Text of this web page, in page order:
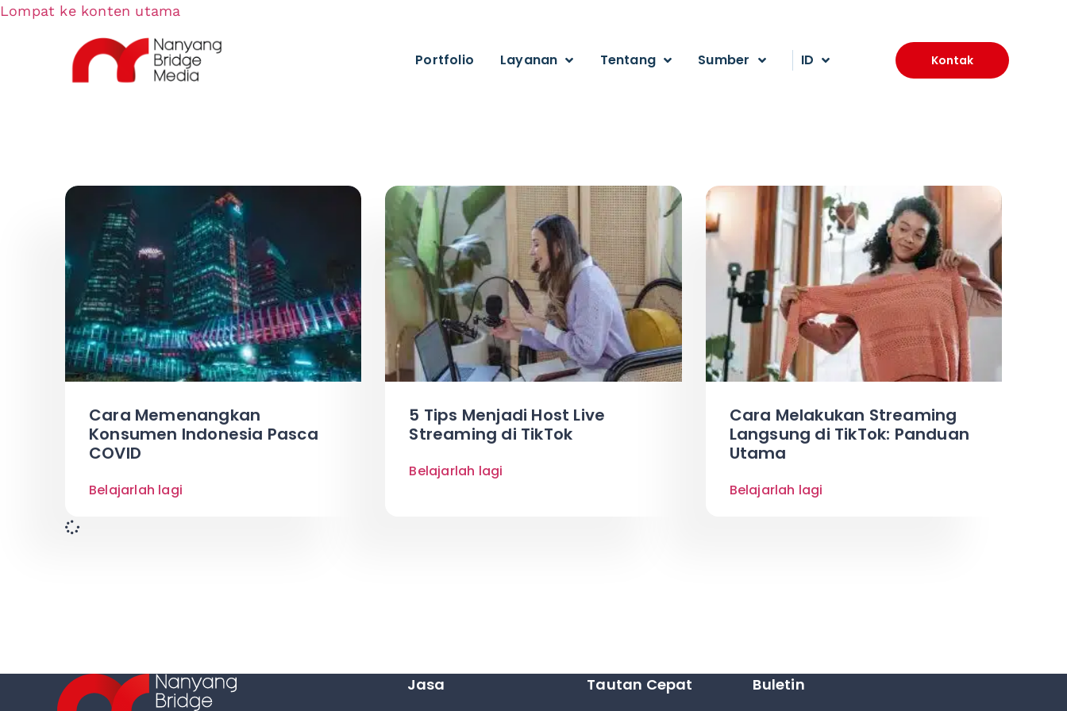
Lompat ke konten utama
Portfolio Layanan Tentang Sumber ID Kontak
Cara Memenangkan
Konsumen Indonesia Pasca
COVID
Belajarlah lagi
5 Tips Menjadi Host Live
Streaming di TikTok
Belajarlah lagi
Cara Melakukan Streaming
Langsung di TikTok: Panduan
Utama
Belajarlah lagi
Jasa Tautan Cepat Buletin